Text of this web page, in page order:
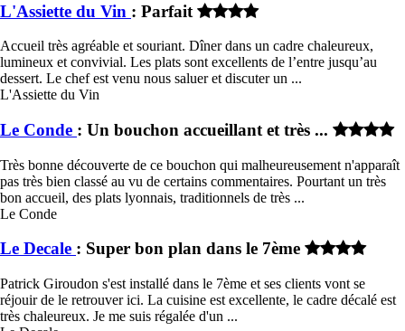
L'Assiette du Vin : Parfait
Accueil très agréable et souriant. Dîner dans un cadre chaleureux,
lumineux et convivial. Les plats sont excellents de l’entre jusqu’au
dessert. Le chef est venu nous saluer et discuter un ...
L'Assiette du Vin
Le Conde : Un bouchon accueillant et très ...
Très bonne découverte de ce bouchon qui malheureusement n'apparaît
pas très bien classé au vu de certains commentaires. Pourtant un très
bon accueil, des plats lyonnais, traditionnels de très ...
Le Conde
Le Decale : Super bon plan dans le 7ème
Patrick Giroudon s'est installé dans le 7ème et ses clients vont se
réjouir de le retrouver ici. La cuisine est excellente, le cadre décalé est
très chaleureux. Je me suis régalée d'un ...